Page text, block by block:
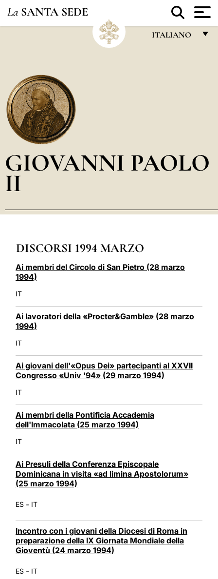
La SANTA SEDE
ITALIANO
POLSKI
GIOVANNI PAOLO
II
DISCORSI 1994 MARZO
Ai membri del Circolo di San Pietro (28 marzo
1994)
IT
Ai lavoratori della «Procter&Gamble» (28 marzo
1994)
IT
Ai giovani dell'«Opus Dei» partecipanti al XXVII
Congresso «Univ '94» (29 marzo 1994)
IT
Ai membri della Pontificia Accademia
dell'Immacolata (25 marzo 1994)
IT
Ai Presuli della Conferenza Episcopale
Dominicana in visita «ad limina Apostolorum»
(25 marzo 1994)
ES - IT
Incontro con i giovani della Diocesi di Roma in
preparazione della IX Giornata Mondiale della
Gioventù (24 marzo 1994)
ES - IT